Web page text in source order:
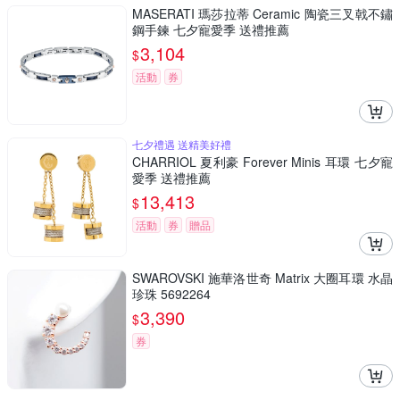
MASERATI 瑪莎拉蒂 Ceramic 陶瓷三叉戟不鏽
鋼手鍊 七夕寵愛季 送禮推薦
$3,104
活動 券
七夕禮遇 送精美好禮
CHARRIOL 夏利豪 Forever Minis 耳環 七夕寵
愛季 送禮推薦
$13,413
活動 券 贈品
SWAROVSKI 施華洛世奇 Matrix 大圈耳環 水晶
珍珠 5692264
$3,390
券